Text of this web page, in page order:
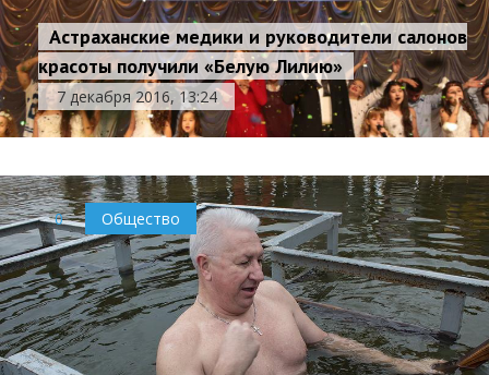
Астраханские медики и руководители салонов
красоты получили «Белую Лилию»
7 декабря 2016, 13:24
0 Общество